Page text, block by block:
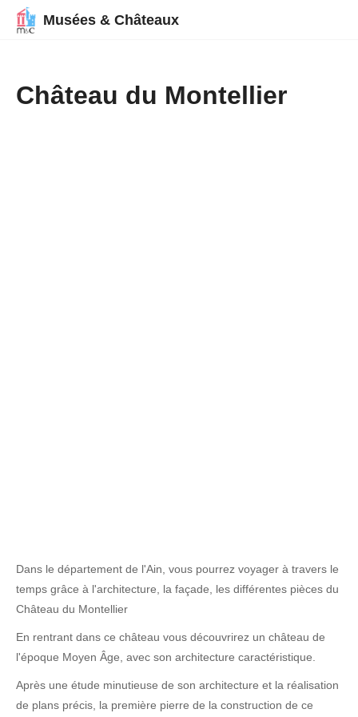
Musées & Châteaux
Château du Montellier
Dans le département de l'Ain, vous pourrez voyager à travers le
temps grâce à l'architecture, la façade, les différentes pièces du
Château du Montellier
En rentrant dans ce château vous découvrirez un château de
l'époque Moyen Âge, avec son architecture caractéristique.
Après une étude minutieuse de son architecture et la réalisation
de plans précis, la première pierre de la construction de ce